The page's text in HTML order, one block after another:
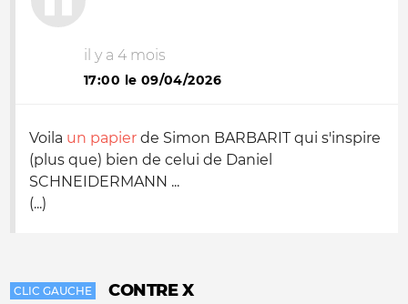
il y a 4 mois
17:00 le 09/04/2026
Voila un papier de Simon BARBARIT qui s'inspire
(plus que) bien de celui de Daniel
SCHNEIDERMANN ...
(...)
CLIC GAUCHE CONTRE X